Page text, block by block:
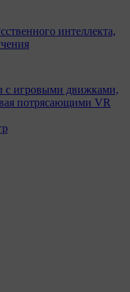
интеллекта,
с игровыми движками,
потрясающими VR